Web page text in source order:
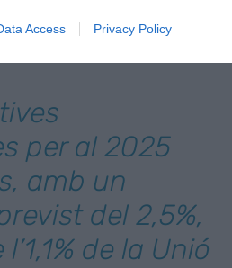
Access Privacy Policy
gràcies a l’auge de les
per al 2025
amb un
del 2,5%,
de la Unió